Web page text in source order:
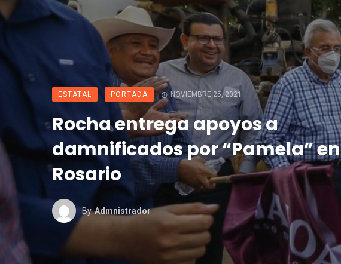
ESTATAL PORTADA NOVIEMBRE 25, 2021
Rocha entrega apoyos a
damnificados por “Pamela” en
Rosario
By Admnistrador